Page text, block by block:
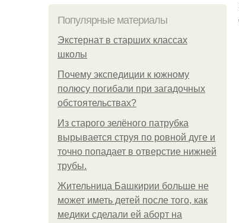
Популярные материалы
Экстернат в старших классах
школы
Почему экспедиции к южному
полюсу погибали при загадочных
обстоятельствах?
Из старого зелёного патрубка
вырывается струя по ровной дуге и
точно попадает в отверстие нижней
трубы.
Жительница Башкирии больше не
может иметь детей после того, как
медики сделали ей аборт на